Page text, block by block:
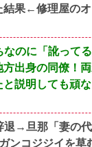
結果←修理屋の
なのに「訛って
出身の同僚！
と説明しても頑
退→旦那「妻の
ンコジジイを草